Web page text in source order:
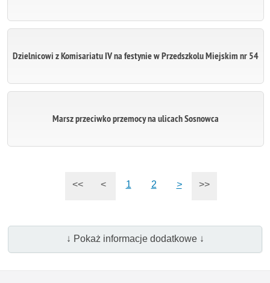
Dzielnicowi z Komisariatu IV na festynie w Przedszkolu Miejskim nr 54
Marsz przeciwko przemocy na ulicach Sosnowca
<< < 1 2 > >>
↓ Pokaż informacje dodatkowe ↓